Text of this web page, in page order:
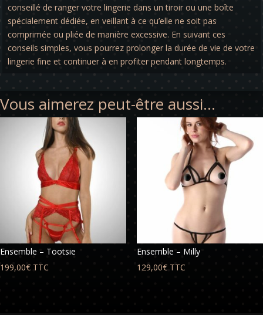
conseillé de ranger votre lingerie dans un tiroir ou une boîte
spécialement dédiée, en veillant à ce qu’elle ne soit pas
comprimée ou pliée de manière excessive. En suivant ces
conseils simples, vous pourrez prolonger la durée de vie de votre
lingerie fine et continuer à en profiter pendant longtemps.
Vous aimerez peut-être aussi…
Ensemble – Tootsie
199,00€ TTC
Ensemble – Milly
129,00€ TTC